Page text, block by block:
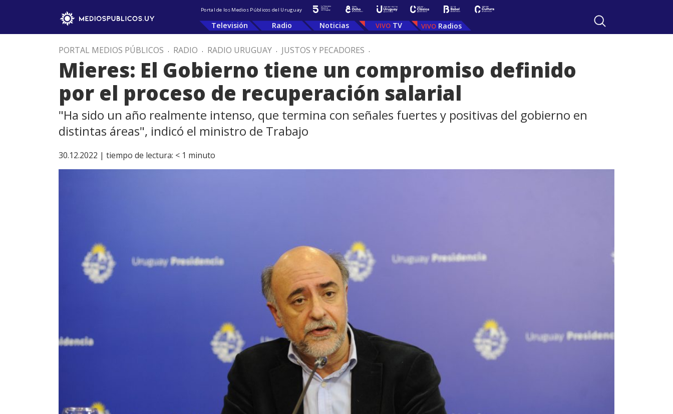
Portal de los Medios Públicos del Uruguay
Televisión Radio Noticias TV Radios
PORTAL MEDIOS PÚBLICOS . RADIO . RADIO URUGUAY . JUSTOS Y PECADORES .
Mieres: El Gobierno tiene un compromiso definido
por el proceso de recuperación salarial
"Ha sido un año realmente intenso, que termina con señales fuertes y positivas del gobierno en
distintas áreas", indicó el ministro de Trabajo
30.12.2022 | tiempo de lectura: < 1 minuto